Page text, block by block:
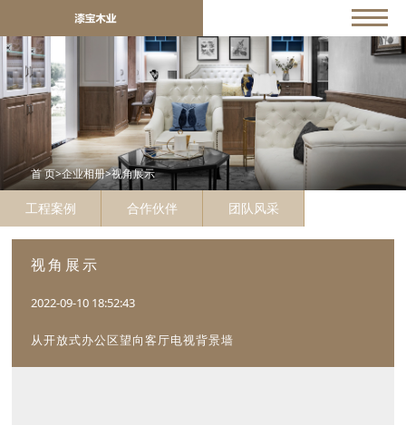
首 页>企业相册>视角展示
工程案例 合作伙伴 团队风采
视角展示
2022-09-10 18:52:43
从开放式办公区望向客厅电视背景墙